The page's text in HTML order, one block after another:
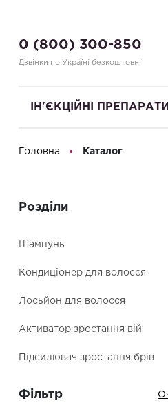
0 (800) 300-850
Дзвінки по Україні безкоштовні
ІН'ЄКЦІЙНІ ПРЕПАРАТИ
Головна Каталог
Розділи
Шампунь
Кондиціонер для волосся
Лосьйон для волосся
Активатор зростання вій
Підсилювач зростання брів
Фільтр